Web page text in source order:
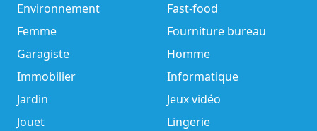
Environnement
Fast-food
Femme
Fourniture bureau
Garagiste
Homme
Immobilier
Informatique
Jardin
Jeux vidéo
Jouet
Lingerie